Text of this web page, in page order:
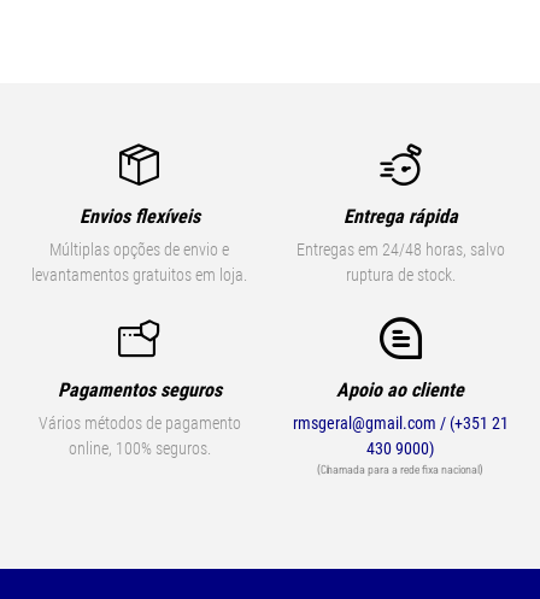
Envios flexíveis
Múltiplas opções de envio e
levantamentos gratuitos em loja.
Entrega rápida
Entregas em 24/48 horas, salvo
ruptura de stock.
Pagamentos seguros
Vários métodos de pagamento
online, 100% seguros.
Apoio ao cliente
rmsgeral@gmail.com / (+351 21
430 9000)
(Chamada para a rede fixa nacional)